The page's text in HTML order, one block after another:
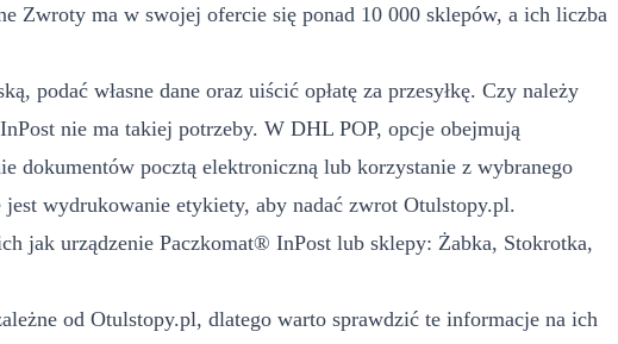
Zwroty ma w swojej ofercie się ponad 10 000 sklepów, a ich liczba
podać własne dane oraz uiścić opłatę za przesyłkę. Czy należy
nie ma takiej potrzeby. W DHL POP, opcje obejmują
dokumentów pocztą elektroniczną lub korzystanie z wybranego
wydrukowanie etykiety, aby nadać zwrot Otulstopy.pl.
jak urządzenie Paczkomat® InPost lub sklepy: Żabka, Stokrotka,
od Otulstopy.pl, dlatego warto sprawdzić te informacje na ich